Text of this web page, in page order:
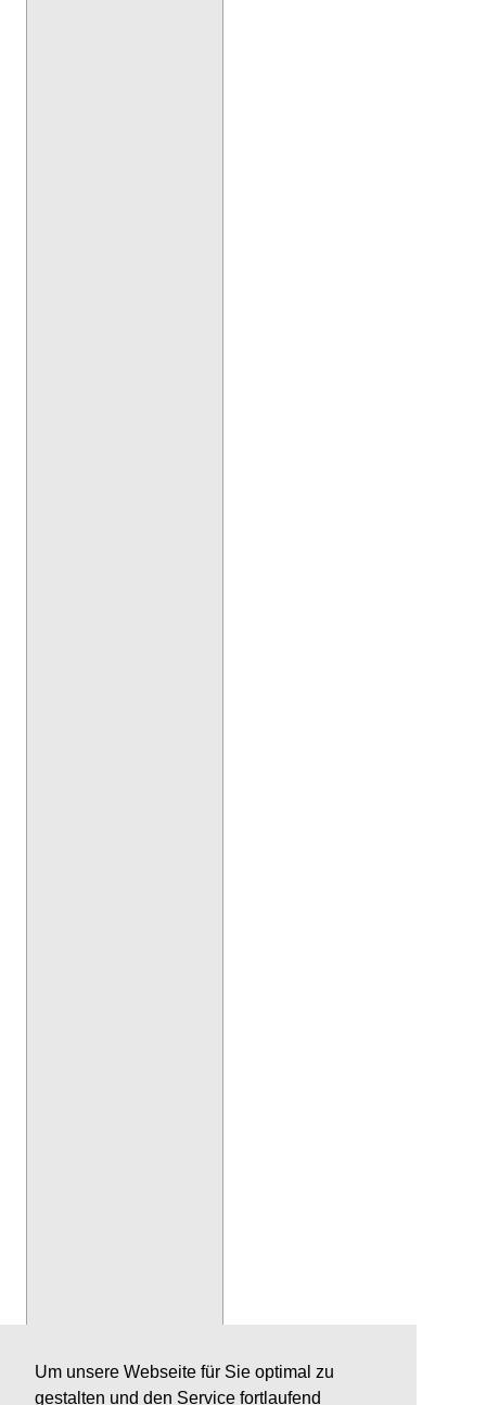
Um unsere Webseite für Sie optimal zu
gestalten und den Service fortlaufend